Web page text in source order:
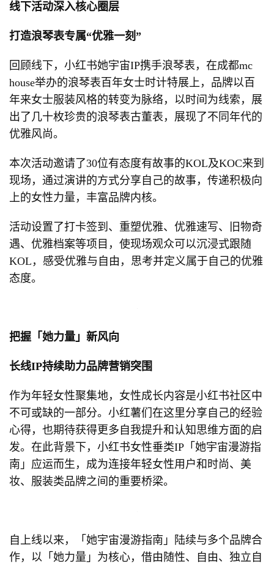
线下活动深入核心圈层
打造浪琴表专属“优雅一刻”
回顾线下，小红书她宇宙IP携手浪琴表，在成都mc
house举办的浪琴表百年女士时计特展上，品牌以百
年来女士服装风格的转变为脉络，以时间为线索，展
出了几十枚珍贵的浪琴表古董表，展现了不同年代的
优雅风尚。
本次活动邀请了30位有态度有故事的KOL及KOC来到
现场，通过演讲的方式分享自己的故事，传递积极向
上的女性力量，丰富品牌内核。
活动设置了打卡签到、重塑优雅、优雅速写、旧物奇
遇、优雅档案等项目，使现场观众可以沉浸式跟随
KOL，感受优雅与自由，思考并定义属于自己的优雅
态度。
把握「她力量」新风向
长线IP持续助力品牌营销突围
作为年轻女性聚集地，女性成长内容是小红书社区中
不可或缺的一部分。小红薯们在这里分享自己的经验
心得，也期待获得更多自我提升和认知思维方面的启
发。在此背景下，小红书女性垂类IP「她宇宙漫游指
南」应运而生，成为连接年轻女性用户和时尚、美
妆、服装类品牌之间的重要桥梁。
自上线以来，「她宇宙漫游指南」陆续与多个品牌合
作，以「她力量」为核心，借由随性、自由、独立自